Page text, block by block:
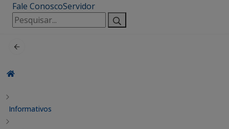
Fale ConoscoServidor
Pesquisar
por:
Informativos